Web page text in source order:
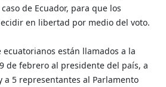
de Ecuador, para que los
en libertad por medio del voto.
ecuatorianos están llamados a la
de febrero al presidente del país, a
a 5 representantes al Parlamento